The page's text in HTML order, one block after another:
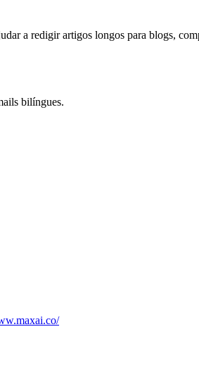
a redigir artigos longos para blogs,
bilíngues.